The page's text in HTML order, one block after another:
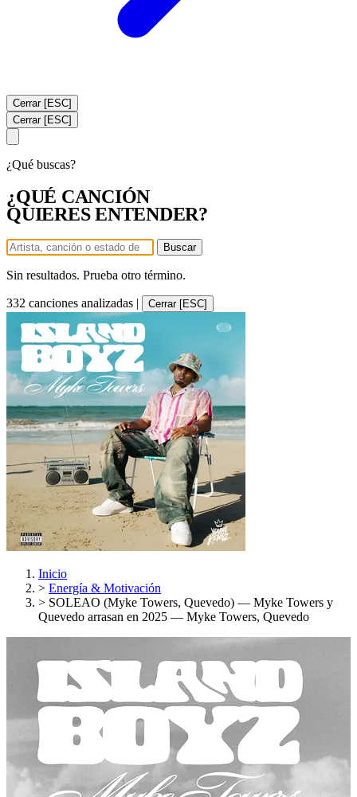
Cerrar [ESC]
Cerrar [ESC]
¿Qué buscas?
¿QUÉ CANCIÓN
QUIERES ENTENDER?
Buscar
Sin resultados. Prueba otro término.
332 canciones analizadas | Cerrar [ESC]
Inicio
> Energía & Motivación
> SOLEAO (Myke Towers, Quevedo) — Myke Towers y
Quevedo arrasan en 2025 — Myke Towers, Quevedo